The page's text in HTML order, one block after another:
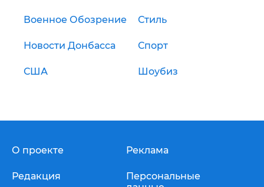
Военное Обозрение Стиль
Новости Донбасса Спорт
США Шоубиз
О проекте
Редакция
Реклама
Персональные